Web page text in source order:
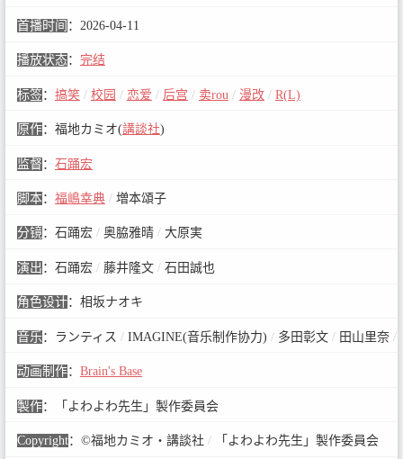
首播时间 ： 2026-04-11
播放状态： 完结
标签： 搞笑 / 校园 / 恋爱 / 后宫 / 卖rou / 漫改 / R(L)
原作： 福地カミオ(講談社)
监督 ： 石踊宏
脚本： 福嶋幸典 /増本頌子
分镜： 石踊宏 /奥脇雅晴 /大原実
演出 ： 石踊宏 /藤井隆文 /石田誠也
角色设计： 相坂ナオキ
音乐 ： ランティス /IMAGINE(音乐制作协力) /多田彰文 /田山里奈 /
动画制作： Brain's Base
製作： 「よわよわ先生」製作委員会
Copyright： ©福地カミオ・講談社 /「よわよわ先生」製作委員会